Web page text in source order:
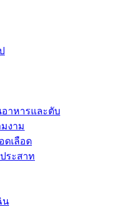
าหารและตับ
งาม
ดเลือด
ระสาท
น